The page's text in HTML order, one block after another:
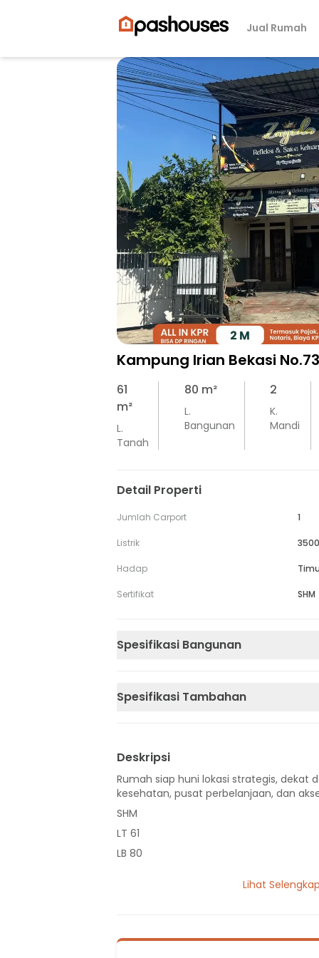
Jual Rumah
Kampung Irian Bekasi No.73
61
m²
L.
Tanah
80 m²
L.
Bangunan
2
K.
Mandi
Detail Properti
Jumlah Carport 1
Listrik
Hadap
Sertifikat SHM
Spesifikasi Bangunan
Spesifikasi Tambahan
Deskripsi
Rumah siap huni lokasi strategis, dekat
kesehatan, pusat perbelanjaan, dan
SHM
LT 61
LB 80
Lihat